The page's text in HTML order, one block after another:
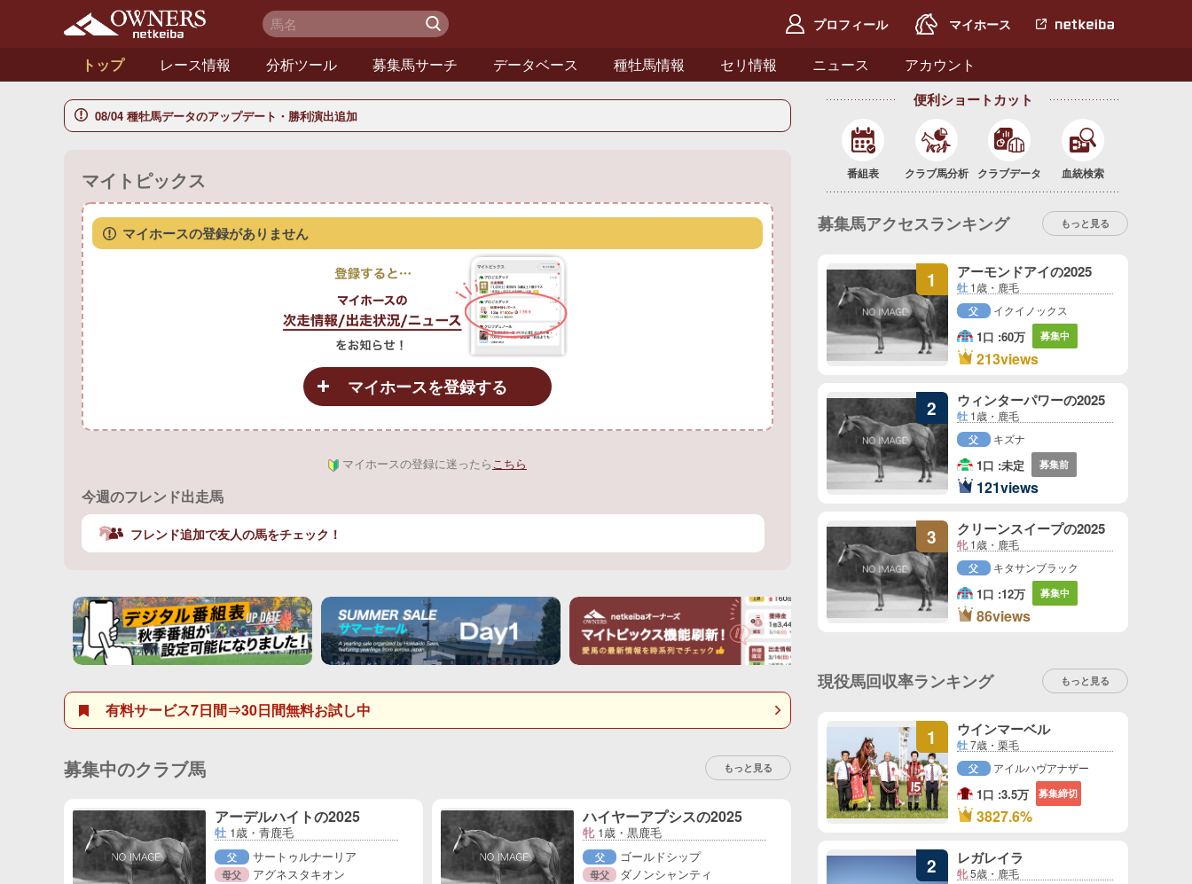
netkeiba オーナー
ズ プロフィール マイホース netkeiba.com
トップ レース情報 分析ツール 募集馬サーチ データベース 種牡馬情報 セリ情報 ニュース アカウント
08/04 種牡馬データのアップデート・勝利演出追加
マイトピックス
マイホースの登録がありません
マイホースを登録する
マイホースの登録に迷ったらこちら
今週のフレンド出走馬
フレンド追加で友人の馬をチェック！
有料サービス7日間⇒30日間無料お試し中
募集中のクラブ馬 もっと見る
アーデルハイトの2025
牡 1歳・青鹿毛
父 サートゥルナーリア
母父 アグネスタキオン
ハイヤーアプシスの2025
牝1歳・黒鹿毛
父 ゴールドシップ
母父
ダノンシャンティ
便利ショートカット
番組表 クラブ馬分析 クラブデータ 血統検索
募集馬アクセスランキング もっと見る
1 アーモンドアイの2025
牡1歳・鹿毛
父 イクイノックス
1口 :60万 募集中
1
位
213views
2 ウィンターパワーの2025
牡1歳・鹿毛
父 キズナ
1口 :未定 募集前
2
位
121views
3 クリーンスイープの2025
牝1歳・鹿毛
父 キタサンブラック
1口 :12万 募集中
3
位
86views
現役馬回収率ランキング もっと見る
1 ウインマーベル
牡7歳・栗毛
父 アイルハヴアナザー
1口 :3.5万 募集締切
1
位
3827.6%
2 レガレイラ
牝5歳・鹿毛